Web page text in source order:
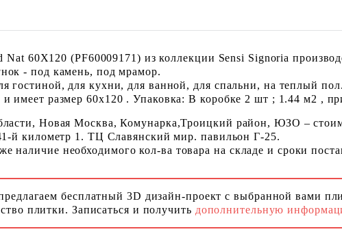
Nat 60X120 (PF60009171) из коллекции Sensi Signoria
- под камень, под мрамор.
гостиной, для кухни, для ванной, для спальни, на теплый пол.
имеет размер 60x120 . Упаковка: В коробке 2 шт ; 1.44 м2 ,
Новая Москва, Комунарка,Троицкий район, ЮЗО –
й километр 1. ТЦ Славянский мир. павильон Г-25.
наличие необходимого кол-ва товара на складе и сроки
бесплатный 3D дизайн-проект с выбранной вами
плитки. Записаться и получить дополнительную